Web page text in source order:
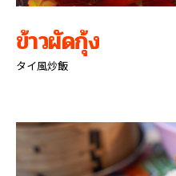
ข้าวผัดกุ้ง
タイ風炒飯